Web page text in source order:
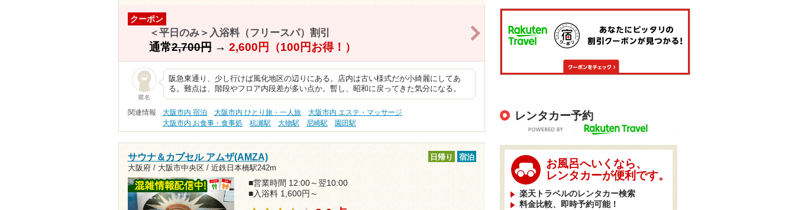
クーポン
＜平日のみ＞入浴料（フリースパ）割引
通常2,700円→ 2,600円（100円お得！）
匿名
阪急東通り、少し行けば風化地区の辺りにある。店内は古い様式だが小綺麗にしてあ
る。難点は、階段やフロア内段差が多い点か。暫し、昭和に戻ってきた気分になる。
関連情報 大阪市内 宿泊 大阪市内 ひとり旅・一人旅
大阪市内 エステ・マッサージ
大阪市内 お食事・食事処
杭瀬駅 大物駅 尼崎駅 園田駅
サウナ＆カプセル アムザ(AMZA)
大阪府 / 大阪市中央区 / 近鉄日本橋駅242m
日帰り 宿泊
■営業時間 12:00～翌10:00
■入浴料 1,600円～
レンタカー予約
お風呂へいくなら、
レンタカーが便利です。
楽天トラベルのレンタカー検索
料金比較、即時予約可能！